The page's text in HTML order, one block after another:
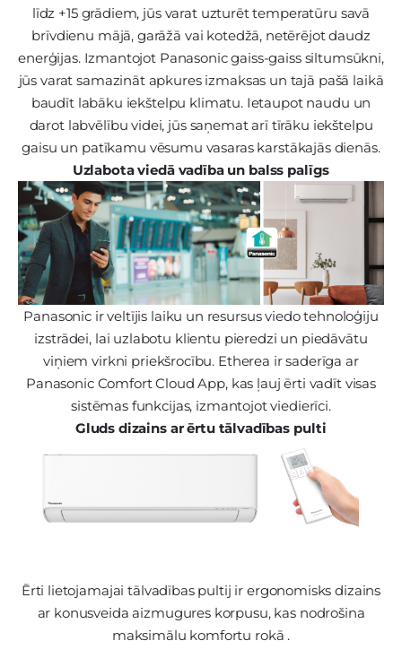
līdz +15 grādiem, jūs varat uzturēt temperatūru savā
brīvdienu mājā, garāžā vai kotedžā, netērējot daudz
enerģijas. Izmantojot Panasonic gaiss-gaiss siltumsūkni,
jūs varat samazināt apkures izmaksas un tajā pašā laikā
baudīt labāku iekštelpu klimatu. Ietaupot naudu un
darot labvēlību videi, jūs saņemat arī tīrāku iekštelpu
gaisu un patīkamu vēsumu vasaras karstākajās dienās.
Uzlabota viedā vadība un balss palīgs
Panasonic ir veltījis laiku un resursus viedo tehnoloģiju
izstrādei, lai uzlabotu klientu pieredzi un piedāvātu
viņiem virkni priekšrocību. Etherea ir saderīga ar
Panasonic Comfort Cloud App, kas ļauj ērti vadīt visas
sistēmas funkcijas, izmantojot viedierīci.
Gluds dizains ar ērtu tālvadības pulti
Ērti lietojamajai tālvadības pultij ir ergonomisks dizains
ar konusveida aizmugures korpusu, kas nodrošina
maksimālu komfortu rokā .